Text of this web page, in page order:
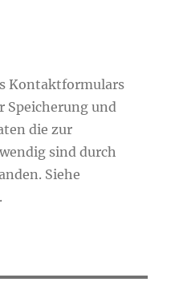
Kontaktformulars
Speicherung und
die zur
sind durch
Siehe
.